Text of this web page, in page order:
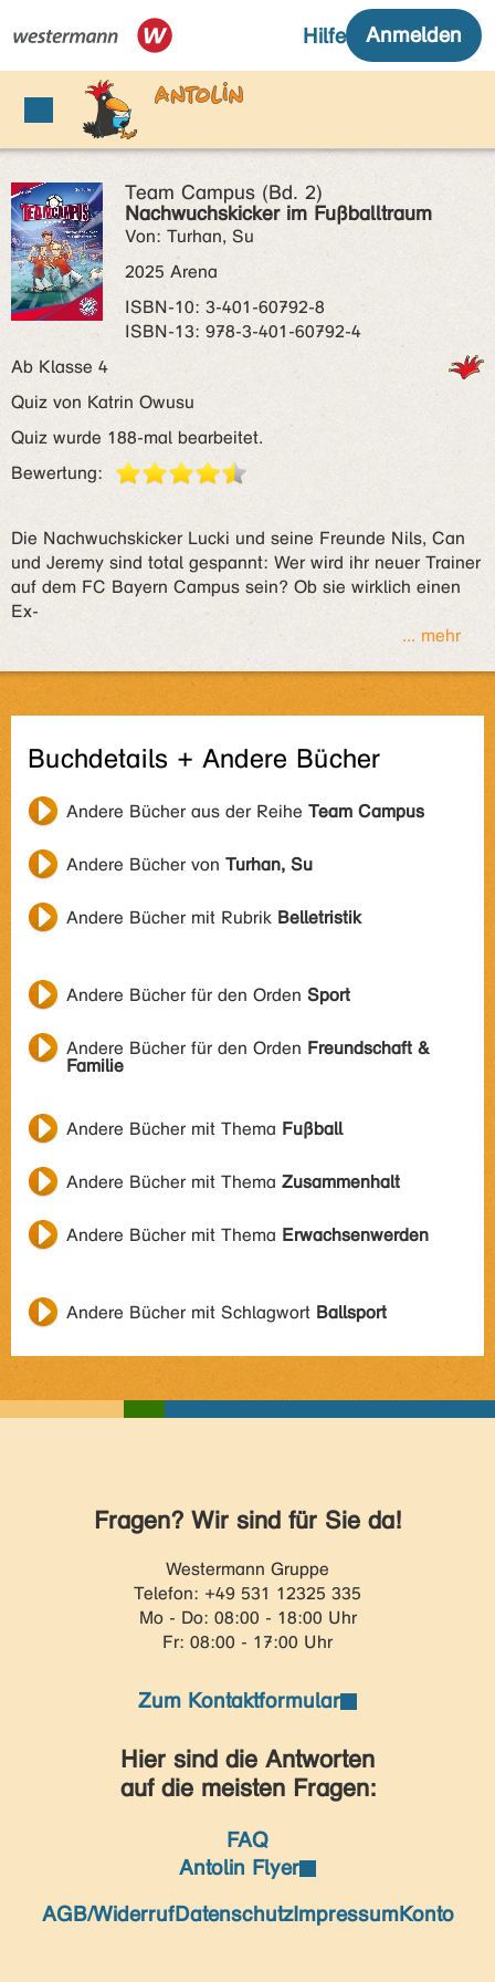
Team Campus (Bd. 2)
Nachwuchskicker im Fußballtraum
Von: Turhan, Su
2025 Arena
ISBN‑10: 3-401-60792-8
ISBN‑13: 978-3-401-60792-4
Ab Klasse 4
Quiz von Katrin Owusu
Quiz wurde 188-mal bearbeitet.
Bewertung:
Die Nachwuchskicker Lucki und seine Freunde Nils, Can
und Jeremy sind total gespannt: Wer wird ihr neuer Trainer
auf dem FC Bayern Campus sein? Ob sie wirklich einen
Ex-
... mehr
Buchdetails + Andere Bücher
Andere Bücher aus der Reihe Team Campus
Andere Bücher von Turhan, Su
Andere Bücher mit Rubrik Belletristik
Andere Bücher für den Orden Sport
Andere Bücher für den Orden Freundschaft &
Familie
Andere Bücher mit Thema Fußball
Andere Bücher mit Thema Zusammenhalt
Andere Bücher mit Thema Erwachsenwerden
Andere Bücher mit Schlagwort Ballsport